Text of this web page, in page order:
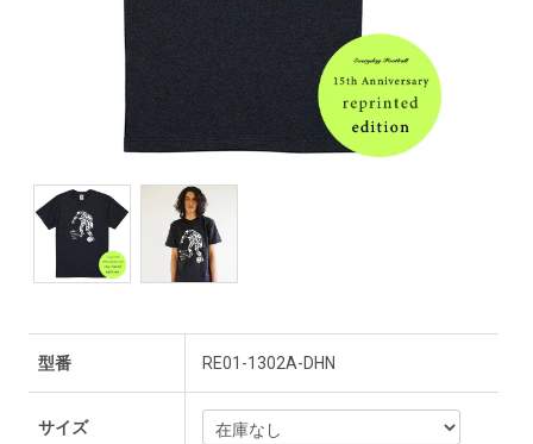
型番 RE01-1302A-DHN
サイズ